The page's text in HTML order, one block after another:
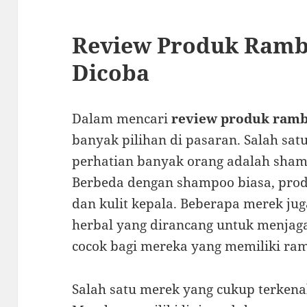
Review Produk
Dicoba
Dalam mencarireview produk
banyak pilihan di pasaran. Salah
perhatian banyak orang adalah
Berbeda dengan shampoo biasa,
dan kulit kepala. Beberapa merek
herbal yang dirancang untuk
cocok bagi mereka yang memiliki
Salah satu merek yang cukup